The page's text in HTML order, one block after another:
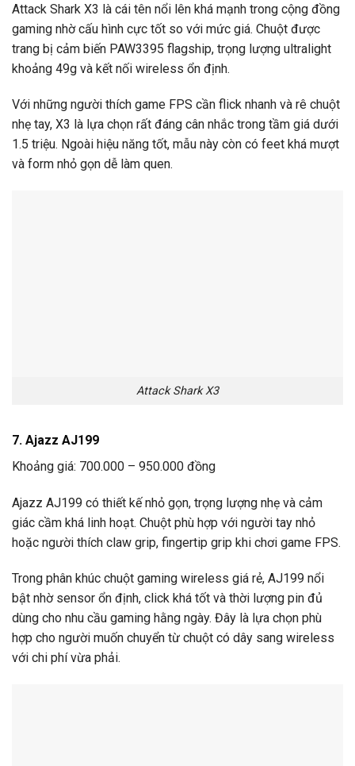
Attack Shark X3 là cái tên nổi lên khá mạnh trong cộng đồng
gaming nhờ cấu hình cực tốt so với mức giá. Chuột được
trang bị cảm biến PAW3395 flagship, trọng lượng ultralight
khoảng 49g và kết nối wireless ổn định.
Với những người thích game FPS cần flick nhanh và rê chuột
nhẹ tay, X3 là lựa chọn rất đáng cân nhắc trong tầm giá dưới
1.5 triệu. Ngoài hiệu năng tốt, mẫu này còn có feet khá mượt
và form nhỏ gọn dễ làm quen.
Attack Shark X3
7. Ajazz AJ199
Khoảng giá: 700.000 – 950.000 đồng
Ajazz AJ199 có thiết kế nhỏ gọn, trọng lượng nhẹ và cảm
giác cầm khá linh hoạt. Chuột phù hợp với người tay nhỏ
hoặc người thích claw grip, fingertip grip khi chơi game FPS.
Trong phân khúc chuột gaming wireless giá rẻ, AJ199 nổi
bật nhờ sensor ổn định, click khá tốt và thời lượng pin đủ
dùng cho nhu cầu gaming hằng ngày. Đây là lựa chọn phù
hợp cho người muốn chuyển từ chuột có dây sang wireless
với chi phí vừa phải.